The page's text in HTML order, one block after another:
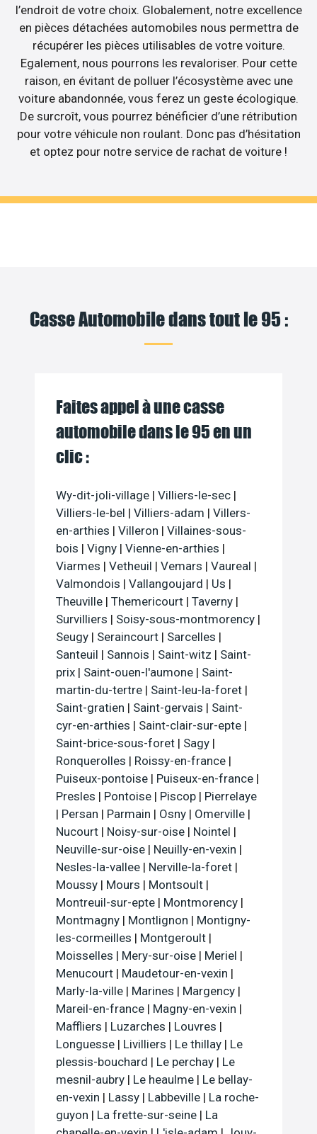
l’endroit de votre choix. Globalement, notre excellence
en pièces détachées automobiles nous permettra de
récupérer les pièces utilisables de votre voiture.
Egalement, nous pourrons les revaloriser. Pour cette
raison, en évitant de polluer l’écosystème avec une
voiture abandonnée, vous ferez un geste écologique.
De surcroît, vous pourrez bénéficier d’une rétribution
pour votre véhicule non roulant. Donc pas d’hésitation
et optez pour notre service de rachat de voiture !
Casse Automobile dans tout le 95 :
Faites appel à une casse
automobile dans le 95 en un
clic :
Wy-dit-joli-village | Villiers-le-sec |
Villiers-le-bel | Villiers-adam | Villers-
en-arthies | Villeron | Villaines-sous-
bois | Vigny | Vienne-en-arthies |
Viarmes | Vetheuil | Vemars | Vaureal |
Valmondois | Vallangoujard | Us |
Theuville | Themericourt | Taverny |
Survilliers | Soisy-sous-montmorency |
Seugy | Seraincourt | Sarcelles |
Santeuil | Sannois | Saint-witz | Saint-
prix | Saint-ouen-l'aumone | Saint-
martin-du-tertre | Saint-leu-la-foret |
Saint-gratien | Saint-gervais | Saint-
cyr-en-arthies | Saint-clair-sur-epte |
Saint-brice-sous-foret | Sagy |
Ronquerolles | Roissy-en-france |
Puiseux-pontoise | Puiseux-en-france |
Presles | Pontoise | Piscop | Pierrelaye
| Persan | Parmain | Osny | Omerville |
Nucourt | Noisy-sur-oise | Nointel |
Neuville-sur-oise | Neuilly-en-vexin |
Nesles-la-vallee | Nerville-la-foret |
Moussy | Mours | Montsoult |
Montreuil-sur-epte | Montmorency |
Montmagny | Montlignon | Montigny-
les-cormeilles | Montgeroult |
Moisselles | Mery-sur-oise | Meriel |
Menucourt | Maudetour-en-vexin |
Marly-la-ville | Marines | Margency |
Mareil-en-france | Magny-en-vexin |
Maffliers | Luzarches | Louvres |
Longuesse | Livilliers | Le thillay | Le
plessis-bouchard | Le perchay | Le
mesnil-aubry | Le heaulme | Le bellay-
en-vexin | Lassy | Labbeville | La roche-
guyon | La frette-sur-seine | La